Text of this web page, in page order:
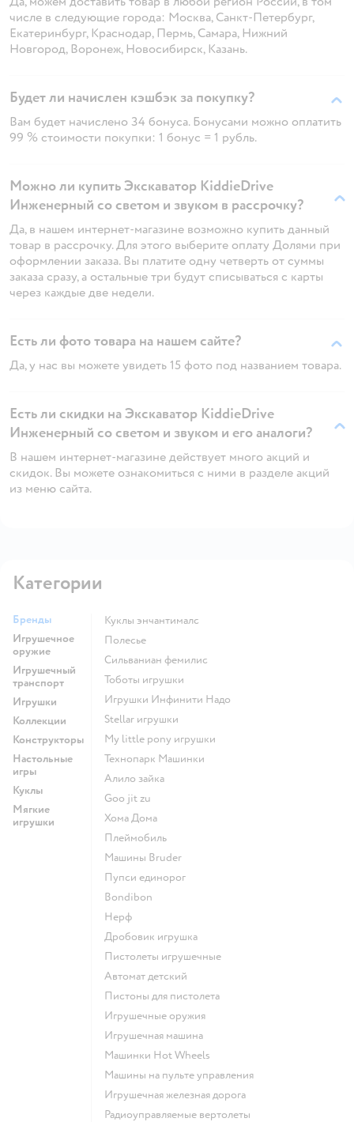
числе в следующие города: Москва, Санкт-Петербург,
Екатеринбург, Краснодар, Пермь, Самара, Нижний
Новгород, Воронеж, Новосибирск, Казань.
Будет ли начислен кэшбэк за покупку?
Вам будет начислено 34 бонуса. Бонусами можно оплатить
99 % стоимости покупки: 1 бонус = 1 рубль.
Можно ли купить Экскаватор KiddieDrive
Инженерный со светом и звуком в рассрочку?
Да, в нашем интернет-магазине возможно купить данный
товар в рассрочку. Для этого выберите оплату Долями при
оформлении заказа. Вы платите одну четверть от суммы
заказа сразу, а остальные три будут списываться с карты
через каждые две недели.
Есть ли фото товара на нашем сайте?
Да, у нас вы можете увидеть 15 фото под названием товара.
Есть ли скидки на Экскаватор KiddieDrive
Инженерный со светом и звуком и его аналоги?
В нашем интернет-магазине действует много акций и
скидок. Вы можете ознакомиться с ними в разделе акций
из меню сайта.
Категории
Бренды
Игрушечное
оружие
Игрушечный
транспорт
Игрушки
Коллекции
Конструкторы
Настольные
игры
Куклы
Мягкие
игрушки
Куклы энчантималс
Полесье
Сильваниан фемилис
Тоботы игрушки
Игрушки Инфинити Надо
Stellar игрушки
my little pony игрушки
Технопарк Машинки
Алило зайка
Goo jit zu
Хома Дома
Плеймобиль
Машины Bruder
Пупси единорог
Bondibon
Нерф
Дробовик игрушка
Пистолеты игрушечные
Автомат детский
Пистоны для пистолета
Игрушечные оружия
Игрушечная машина
Машинки Hot Wheels
Машины на пульте управления
Игрушечная железная дорога
Радиоуправляемые вертолеты